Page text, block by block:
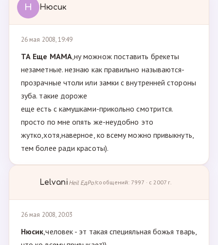
Н Нюсик
26 мая 2008, 19:49
ТА Ещe МАМА,ну можнож поставить брекеты
незаметные. незнаю как правильно называются-
прозрачные чтоли или замки с внутренней стороны
зуба. такие дороже
еще есть с камушками-прикольно смотрится.
просто по мне опять же-неудобно это
жутко,хотя,наверное, ко всему можно привыкнуть,
тем более ради красоты).
LelvaniHeil ЕдРо!сообщений: 7997 · с 2007 г.
26 мая 2008, 20:03
Нюсик,человек - эт такая специяльная божья тварь,